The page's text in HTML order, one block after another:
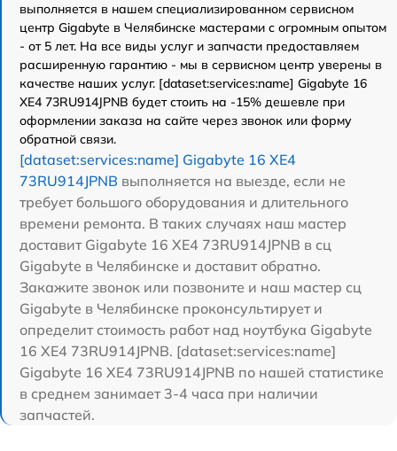
выполняется в нашем специализированном сервисном
центр Gigabyte в Челябинске мастерами с огромным опытом
- от 5 лет. На все виды услуг и запчасти предоставляем
расширенную гарантию - мы в сервисном центр уверены в
качестве наших услуг. [dataset:services:name] Gigabyte 16
XE4 73RU914JPNB будет стоить на -15% дешевле при
оформлении заказа на сайте через звонок или форму
обратной связи.
[dataset:services:name] Gigabyte 16 XE4
73RU914JPNB выполняется на выезде, если не
требует большого оборудования и длительного
времени ремонта. В таких случаях наш мастер
доставит Gigabyte 16 XE4 73RU914JPNB в сц
Gigabyte в Челябинске и доставит обратно.
Закажите звонок или позвоните и наш мастер сц
Gigabyte в Челябинске проконсультирует и
определит стоимость работ над ноутбука Gigabyte
16 XE4 73RU914JPNB. [dataset:services:name]
Gigabyte 16 XE4 73RU914JPNB по нашей статистике
в среднем занимает 3-4 часа при наличии
запчастей.